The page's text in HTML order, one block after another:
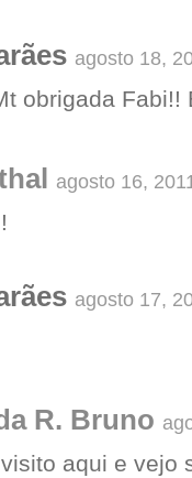
agosto 18,
obrigada Fabi!!
agosto 16,
agosto 17,
R. Bruno
aqui e vejo